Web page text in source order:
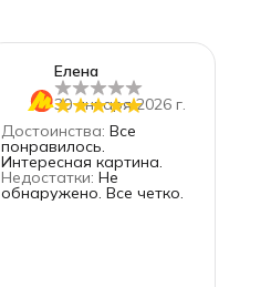
Елена
30 января 2026 г.
Достоинства: Все
понравилось.
Интересная картина.
Недостатки: Не
обнаружено. Все четко.